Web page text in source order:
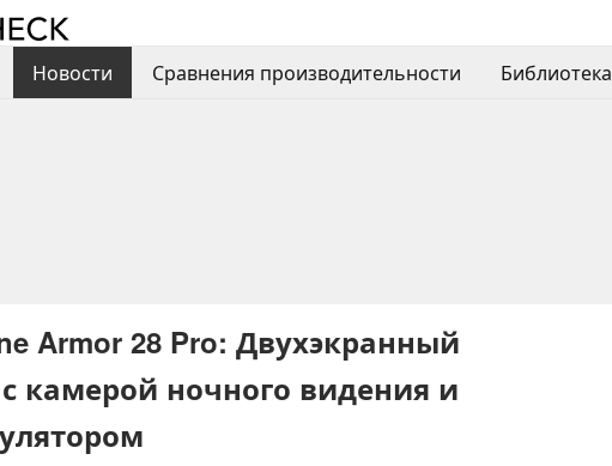
Новости Сравнения производительности Библиотека
Armor 28 Pro: Двухэкранный
камерой ночного видения и